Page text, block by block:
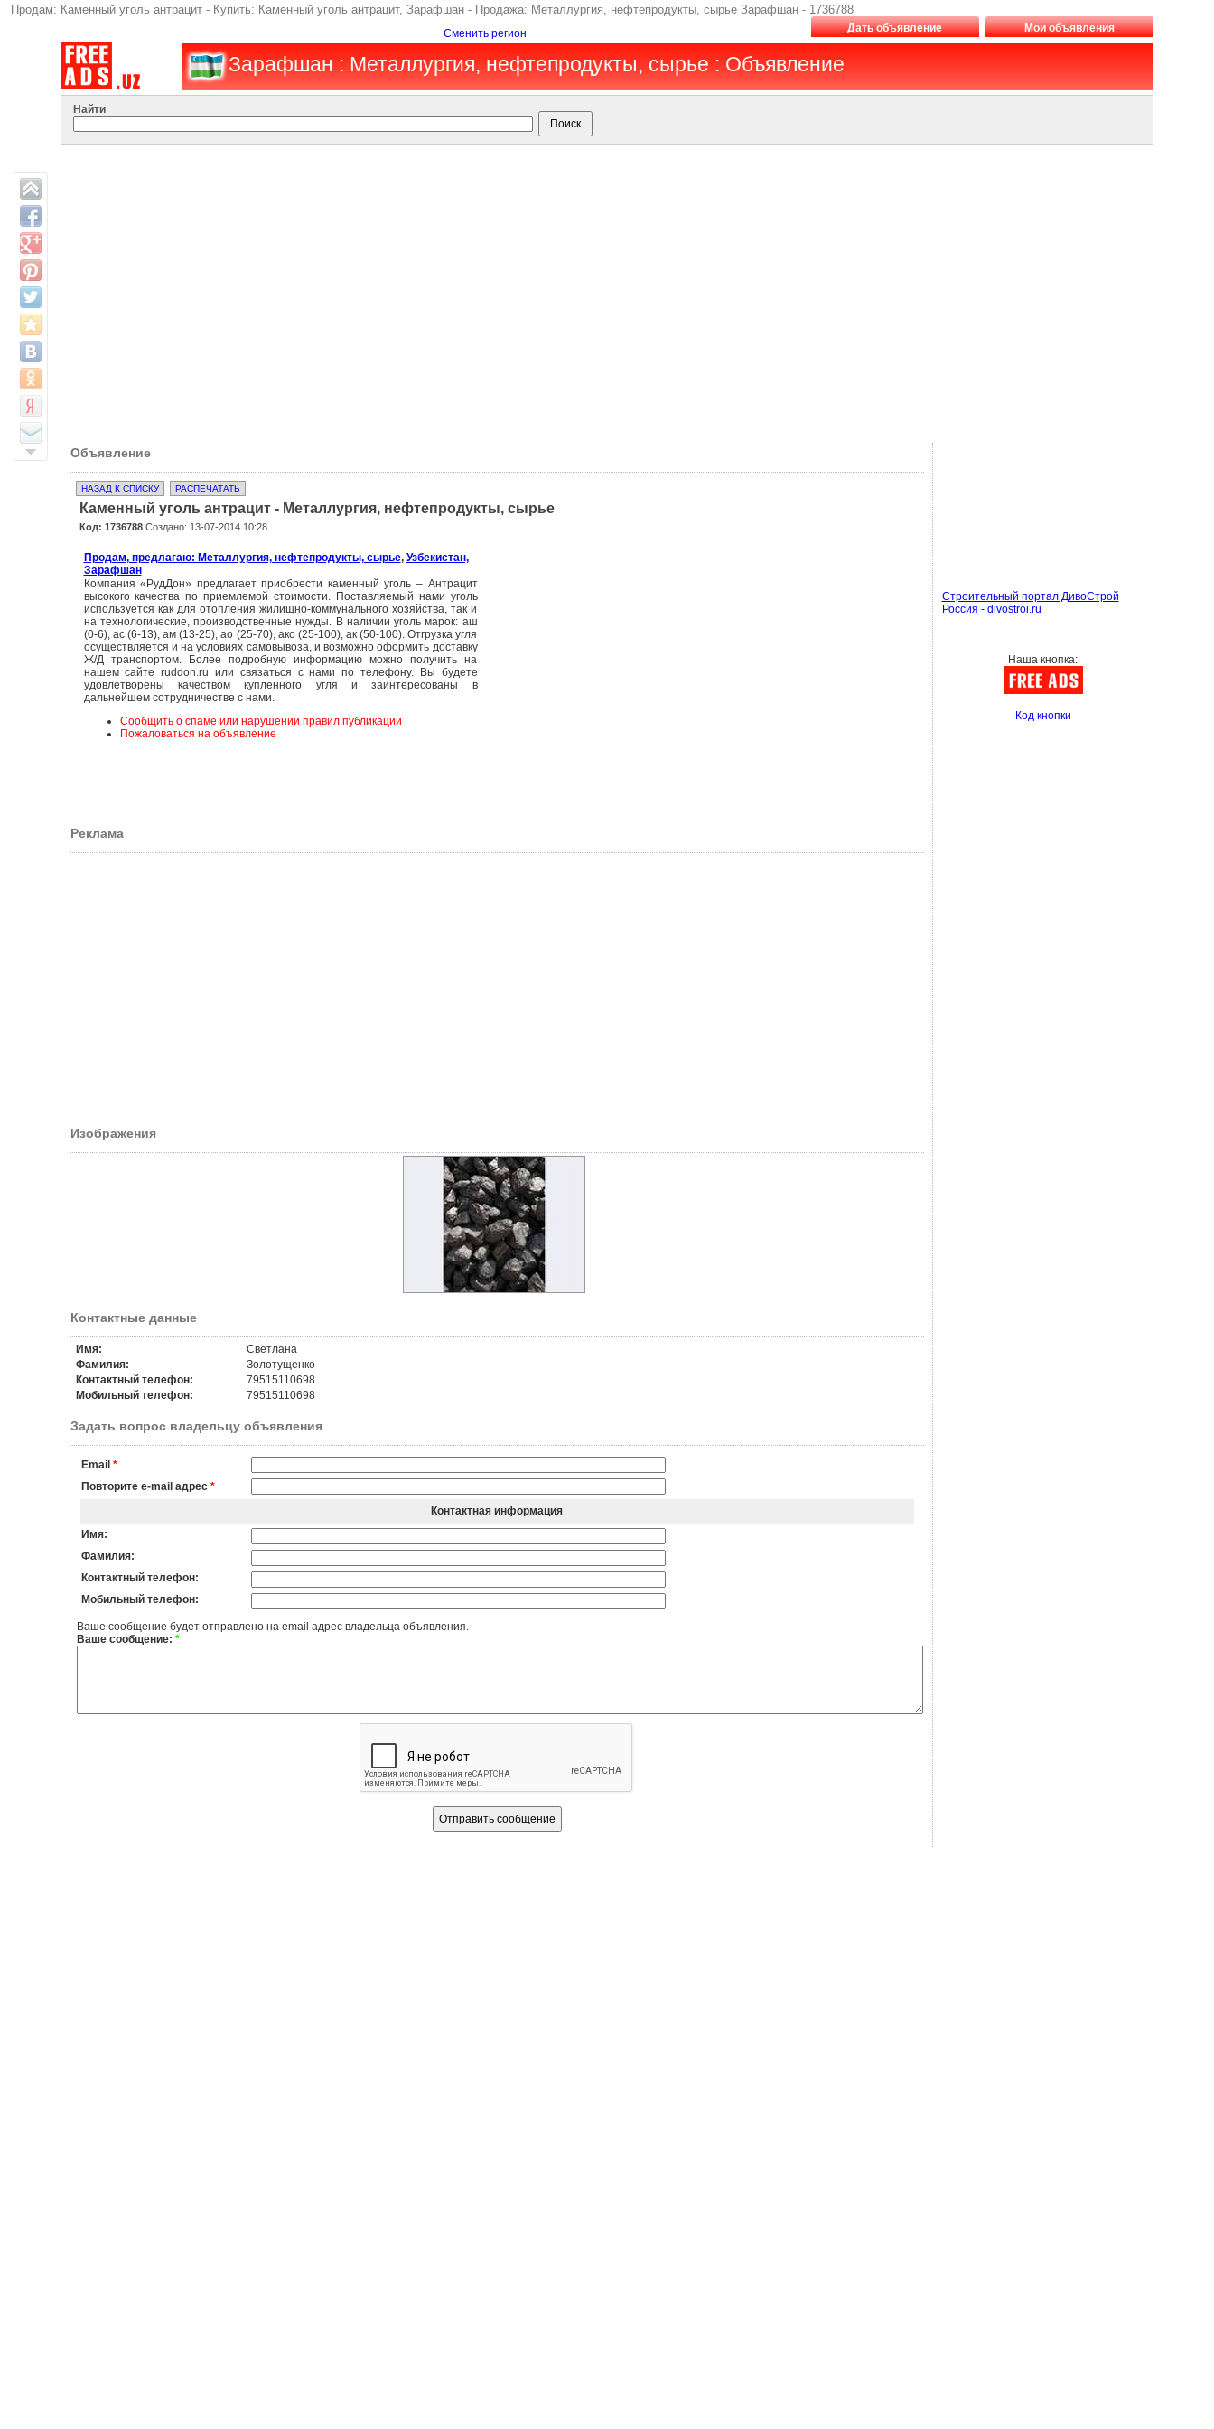
Продам: Каменный уголь антрацит - Купить: Каменный уголь антрацит, Зарафшан - Продажа: Металлургия, нефтепродукты, сырье Зарафшан - 1736788
Сменить регион Дать объявление Мои объявления
Зарафшан : Металлургия, нефтепродукты, сырье : Объявление
Найти
Объявление
НАЗАД К СПИСКУ РАСПЕЧАТАТЬ
Каменный уголь антрацит - Металлургия, нефтепродукты, сырье
Код: 1736788Создано: 13-07-2014 10:28
Продам, предлагаю: Металлургия, нефтепродукты, сырье, Узбекистан,
Зарафшан
Компания «РудДон» предлагает приобрести каменный уголь – Антрацит
высокого качества по приемлемой стоимости. Поставляемый нами уголь
используется как для отопления жилищно-коммунального хозяйства, так и
на технологические, производственные нужды. В наличии уголь марок: аш
(0-6), ас (6-13), ам (13-25), ао (25-70), ако (25-100), ак (50-100). Отгрузка угля
осуществляется и на условиях самовывоза, и возможно оформить доставку
Ж/Д транспортом. Более подробную информацию можно получить на
нашем сайте ruddon.ru или связаться с нами по телефону. Вы будете
удовлетворены качеством купленного угля и заинтересованы в
дальнейшем сотрудничестве с нами.
Сообщить о спаме или нарушении правил публикации
Пожаловаться на объявление
Реклама
Изображения
Контактные данные
Имя:
Светлана
Фамилия:
Золотущенко
Контактный телефон:
79515110698
Мобильный телефон:
79515110698
Задать вопрос владельцу объявления
Email *
Повторите e-mail адрес *
Контактная информация
Имя:
Фамилия:
Контактный телефон:
Мобильный телефон:
Ваше сообщение будет отправлено на email адрес владельца объявления.
Ваше сообщение: *
Строительный портал ДивоСтрой
Россия - divostroi.ru
Наша кнопка:
Код кнопки